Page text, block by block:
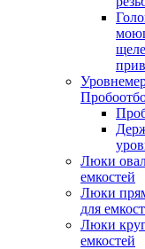
Люки
емкостей
Люки
для
Люки
емкостей